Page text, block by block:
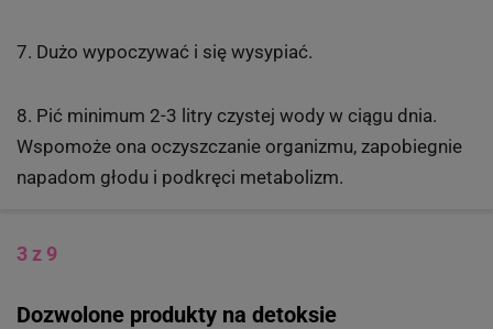
7. Dużo wypoczywać i się wysypiać.
8. Pić minimum 2-3 litry czystej wody w ciągu dnia.
Wspomoże ona oczyszczanie organizmu, zapobiegnie
napadom głodu i podkręci metabolizm.
3 z 9
Dozwolone produkty na detoksie